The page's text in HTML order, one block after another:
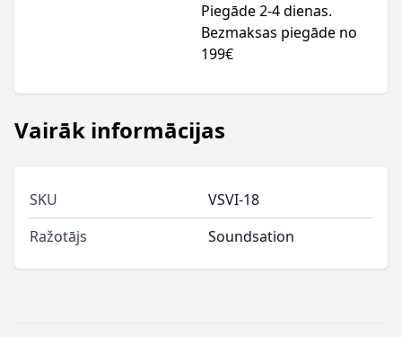
Piegāde 2-4 dienas.
Bezmaksas piegāde no
199€
Vairāk informācijas
SKU
VSVI-18
Ražotājs
Soundsation